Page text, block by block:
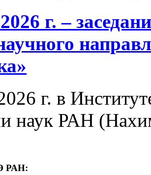
г. –
г. в
наук РАН
РАН: